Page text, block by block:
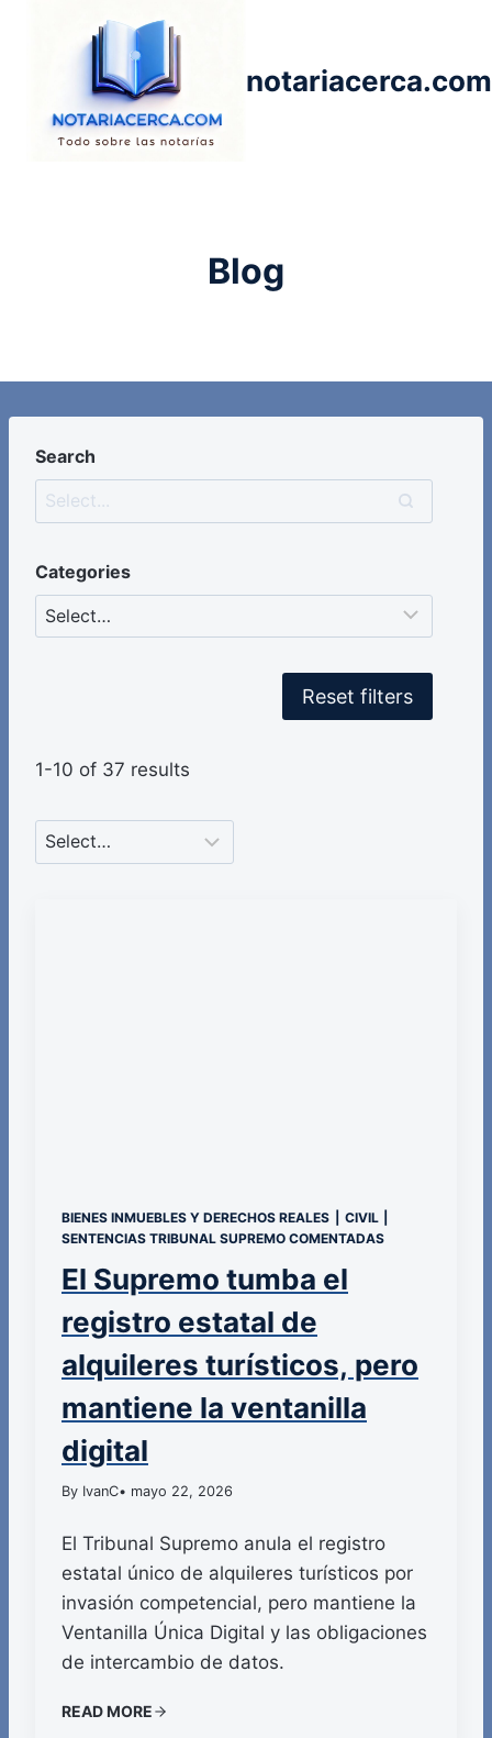
notariacerca.com
Blog
Search
Categories
Reset filters
1-10 of 37 results
BIENES INMUEBLES Y DERECHOS REALES CIVIL
SENTENCIAS TRIBUNAL SUPREMO COMENTADAS
El Supremo tumba el
registro estatal de
alquileres turísticos, pero
mantiene la ventanilla
digital
By IvanC• mayo 22, 2026
El Tribunal Supremo anula el registro
estatal único de alquileres turísticos por
invasión competencial, pero mantiene la
Ventanilla Única Digital y las obligaciones
de intercambio de datos.
READ MORE